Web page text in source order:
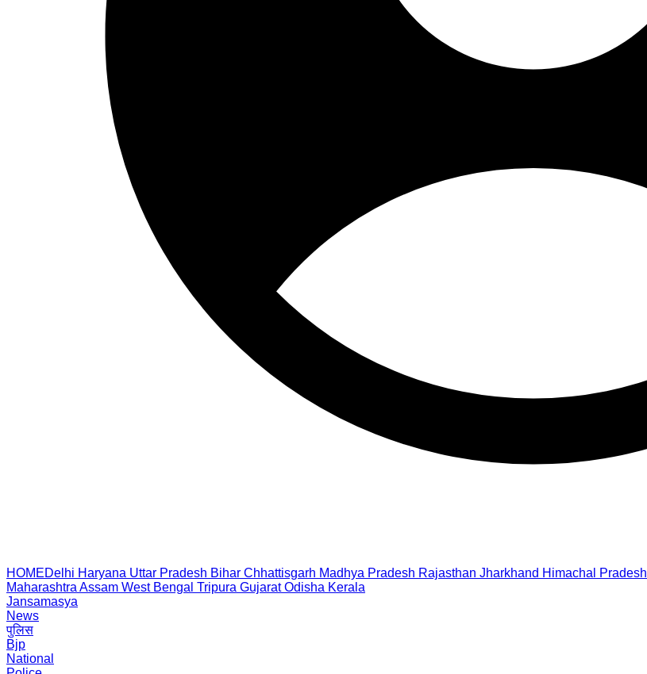
HOMEDelhi Haryana Uttar Pradesh Bihar Chhattisgarh Madhya Pradesh Rajasthan Jharkhand Himachal Pradesh
Maharashtra Assam West Bengal Tripura Gujarat Odisha Kerala
Jansamasya
News
पुलिस
Bjp
National